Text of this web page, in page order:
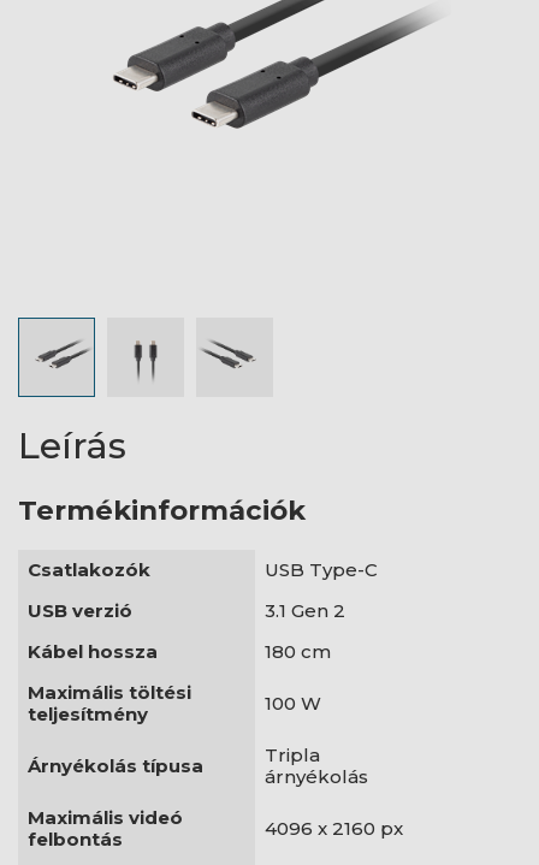
Leírás
Termékinformációk
Csatlakozók
USB Type-C
USB verzió
3.1 Gen 2
Kábel hossza
180 cm
Maximális töltési
teljesítmény
100 W
Árnyékolás típusa
Tripla
árnyékolás
Maximális videó
felbontás
4096 x 2160 px